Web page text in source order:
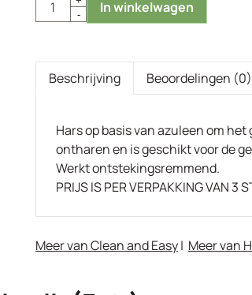
-
In winkelwagen
Beschrijving Beoordelingen (0)
Hars op basis van azuleen om
ontharen en is geschikt voor de
Werkt ontstekingsremmend.
PRIJS IS PER VERPAKKING VAN 3
Meer van Clean and Easy| Meer van